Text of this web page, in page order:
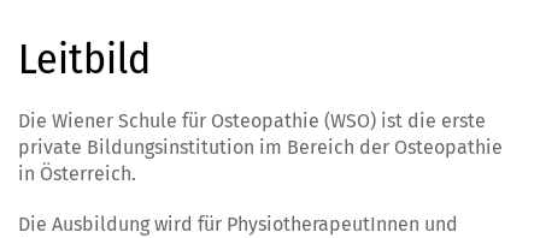
Leitbild
Die Wiener Schule für Osteopathie (WSO) ist die erste
private Bildungsinstitution im Bereich der Osteopathie
in Österreich.
Die Ausbildung wird für PhysiotherapeutInnen und